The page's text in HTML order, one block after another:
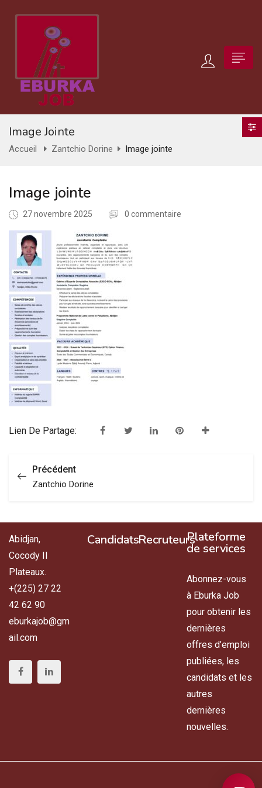
Image Jointe
Accueil Zantchio Dorine Image jointe
Image jointe
27 novembre 2025 0 commentaire
Lien De Partage:
Précédent
Zantchio Dorine
Abidjan,
Cocody II
Plateaux.
+(225) 27 22
42 62 90
eburkajob@gm
ail.com
CandidatsRecruteursPlateforme
de services
Abonnez-vous
à Eburka Job
pour obtenir les
dernières
offres d’emploi
publiées, les
candidats et les
autres
dernières
nouvelles.